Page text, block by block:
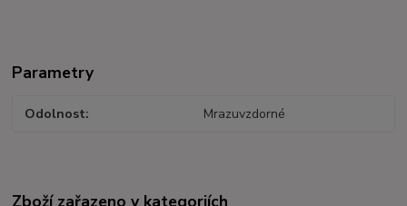
Parametry
Odolnost Mrazuvzdorné